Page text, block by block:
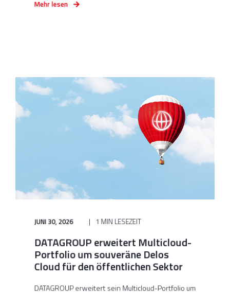
Mehr lesen
JUNI 30, 2026 1 MIN LESEZEIT
DATAGROUP erweitert Multicloud-
Portfolio um souveräne Delos
Cloud für den öffentlichen Sektor
DATAGROUP erweitert sein Multicloud-Portfolio um